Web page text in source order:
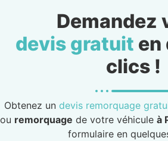
Demandez
devis gratuit en
clics !
Obtenez un devis remorquage
ou remorquage de votre véhicule à
formulaire en